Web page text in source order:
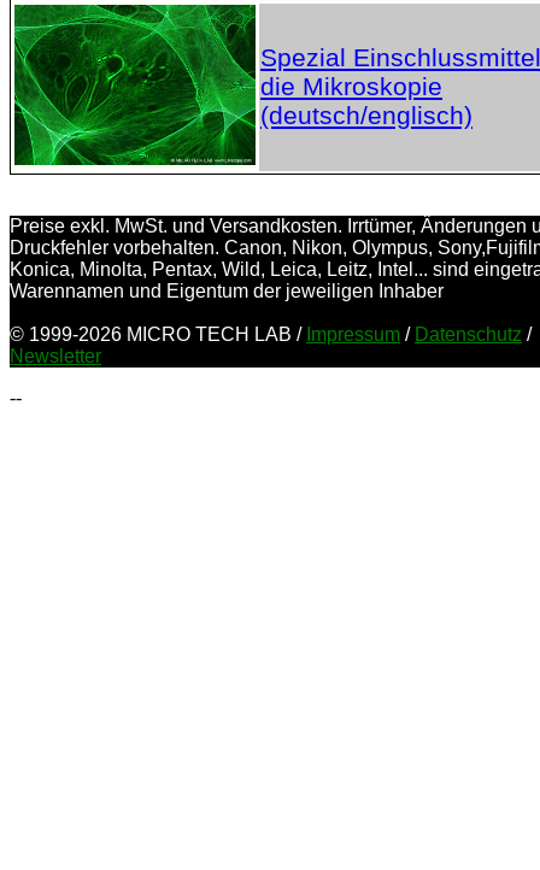
Spezial
die Mikroskopie
(deutsch/englisch)
Preise exkl. MwSt. und Versandkosten. Irrtümer, Änderungen
Druckfehler vorbehalten. Canon, Nikon, Olympus,
Konica, Minolta, Pentax, Wild, Leica, Leitz, Intel... sind
Warennamen und Eigentum der jeweiligen Inhaber
© 1999-2026 MICRO TECH LAB / Impressum / Datenschutz /
Newsletter
--